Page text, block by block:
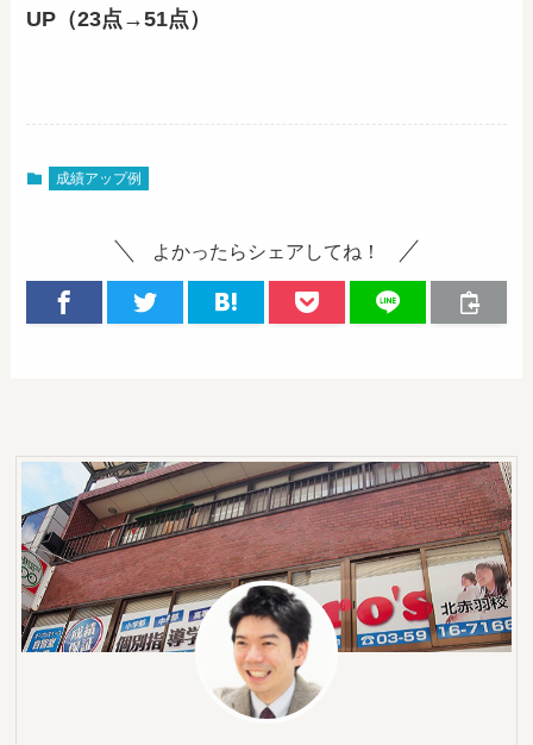
UP（23点→51点）
成績アップ例
よかったらシェアしてね！